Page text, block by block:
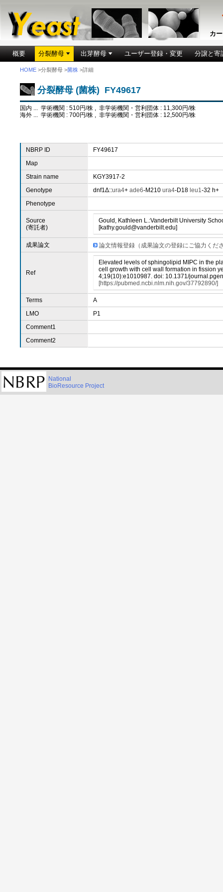
カ
概要 分裂酵母 出芽酵母 ユーザー登録・変更 分譲と寄
HOME >分裂酵母 >菌株 >詳細
分裂酵母 (菌株) FY49617
国内 ... 学術機関 : 510円/株 , 非学術機関・営利団体 : 11,300円/株
海外 ... 学術機関 : 700円/株 , 非学術機関・営利団体 : 12,500円/株
NBRP ID
FY49617
Map
Strain name
KGY3917-2
Genotype
dnf1Δ::ura4+ ade6-M210 ura4-D18 leu1-32 h+
Phenotype
Source
(寄託者)
Gould, Kathleen L.:Vanderbilt University
[kathy.gould@vanderbilt.edu]
成果論文 論文情報登録（成果論文の登録にご協力くだ
Ref
Elevated levels of sphingolipid MIPC in the
cell growth with cell wall formation in fission
4;19(10):e1010987. doi: 10.1371/
[https://pubmed.ncbi.nlm.nih.gov/37792890/]
Terms
A
LMO
P1
Comment1
Comment2
National
BioResource Project